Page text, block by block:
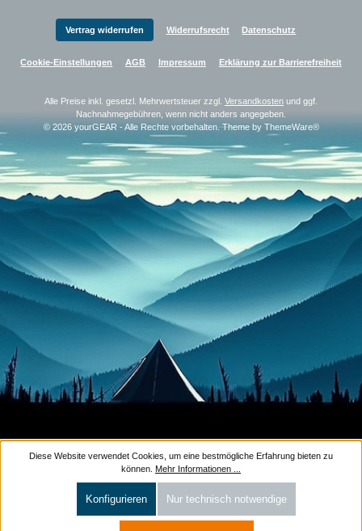
Vertrag widerrufen Widerrufsrecht Datenschutz
Cookie-Einstellungen AGB Impressum Erklärung zur Barrierefreiheit
Alle Preise inkl. gesetzl. Mehrwertsteuer zzgl. Versandkosten und ggf.
Nachnahmegebühren, wenn nicht anders angegeben.
© 2026 yourGEAR - Alle Rechte vorbehalten. Theme by ThemeWare®
Diese Website verwendet Cookies, um eine bestmögliche Erfahrung bieten zu
können. Mehr Informationen ...
Nur technisch notwendige
Konfigurieren